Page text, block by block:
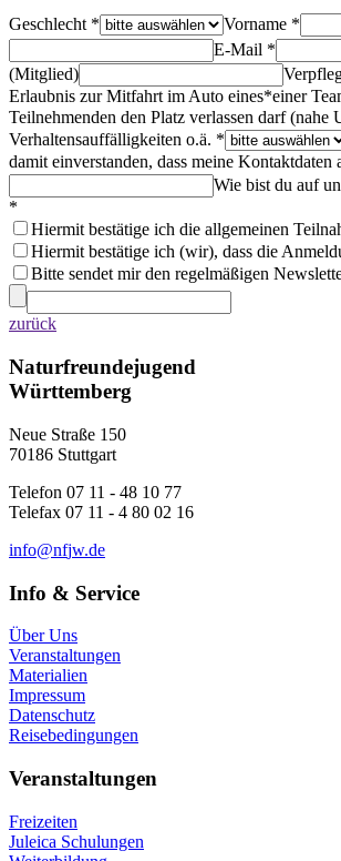
Geschlecht * Vorname *
E-Mail *
(Mitglied)
Erlaubnis zur Mitfahrt im Auto eines*einer
Teilnehmenden den Platz verlassen darf (nahe
Verhaltensauffälligkeiten o.ä. *
damit einverstanden, dass meine
Wie bist du auf
*
Hiermit bestätige ich die allgemeinen
Hiermit bestätige ich (wir), dass die
Bitte sendet mir den regelmäßigen
zurück
Naturfreundejugend
Württemberg
Neue Straße 150
70186 Stuttgart
Telefon 07 11 - 48 10 77
Telefax 07 11 - 4 80 02 16
info nfjw.de
Info & Service
Über Uns
Veranstaltungen
Materialien
Impressum
Datenschutz
Reisebedingungen
Veranstaltungen
Freizeiten
Juleica Schulungen